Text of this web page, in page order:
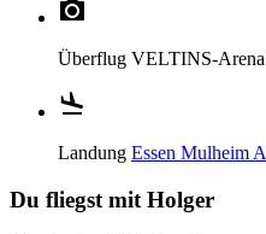
Überflug VELTINS-Arena
Landung Essen Mulheim
Du fliegst mit Holger